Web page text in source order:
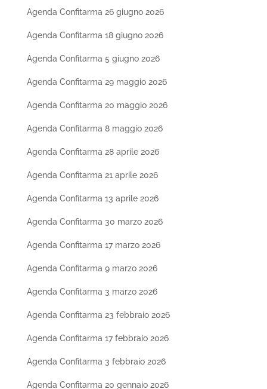
Agenda Confitarma 26 giugno 2026
Agenda Confitarma 18 giugno 2026
Agenda Confitarma 5 giugno 2026
Agenda Confitarma 29 maggio 2026
Agenda Confitarma 20 maggio 2026
Agenda Confitarma 8 maggio 2026
Agenda Confitarma 28 aprile 2026
Agenda Confitarma 21 aprile 2026
Agenda Confitarma 13 aprile 2026
Agenda Confitarma 30 marzo 2026
Agenda Confitarma 17 marzo 2026
Agenda Confitarma 9 marzo 2026
Agenda Confitarma 3 marzo 2026
Agenda Confitarma 23 febbraio 2026
Agenda Confitarma 17 febbraio 2026
Agenda Confitarma 3 febbraio 2026
Agenda Confitarma 20 gennaio 2026